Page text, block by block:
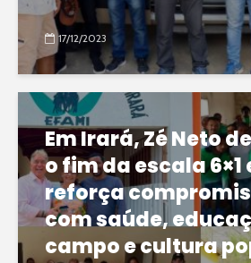
17/12/2023
Em Irará, Zé Neto
o fim da escala 6×1
reforça
com saúde,
campo e cultura